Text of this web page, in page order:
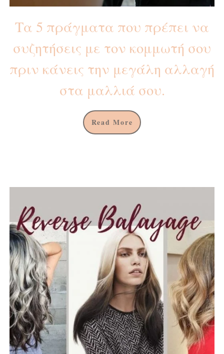
Τα 5 πράγματα που πρέπει να
συζητήσεις με τον κομμωτή σου
πριν κάνεις την μεγάλη αλλαγή
στα μαλλιά σου.
Read More